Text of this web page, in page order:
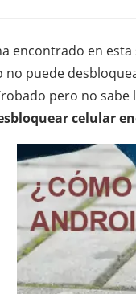
encontrado en
no puede
pero no sabe
celular